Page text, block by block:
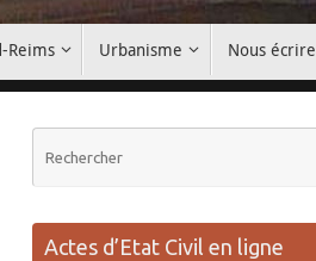
Reims Urbanisme Nous écrire
Actes d’Etat Civil en ligne